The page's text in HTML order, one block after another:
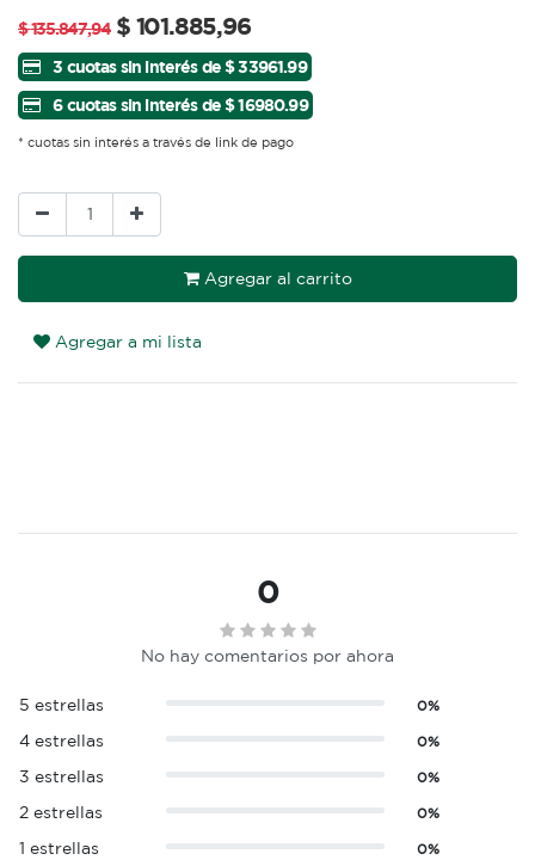
$135.847,94 $ 101.885,96
3 cuotas sin interés de $ 33961.99
6 cuotas sin interés de $ 16980.99
* cuotas sin interés a través de link de pago
Agregar al carrito
Agregar a mi lista
0
No hay comentarios por ahora
5 estrellas 0%
4 estrellas 0%
3 estrellas 0%
2 estrellas 0%
1 estrellas 0%